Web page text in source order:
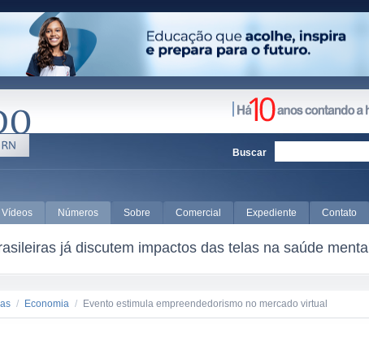
Buscar
Vídeos Números Sobre Comercial Expediente Contato
já discutem impactos das telas na saúde mental
/ Economia / Evento estimula empreendedorismo no mercado virtual